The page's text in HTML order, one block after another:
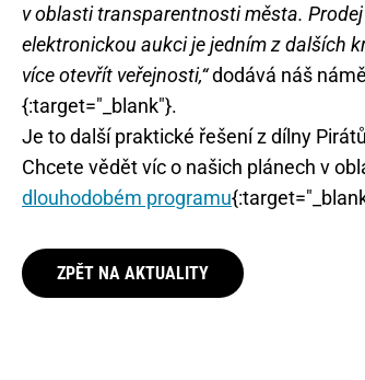
v oblasti transparentnosti města.
elektronickou aukci je jedním z dalších
více otevřít veřejnosti,“dodává náš
{:target="_blank"}.
Je to další praktické řešení z dílny
Chcete vědět víc o našich plánech v
dlouhodobém programu
ZPĚT NA AKTUALITY